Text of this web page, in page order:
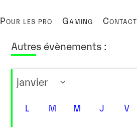
Pour les pro Gaming Contact
Autres évènements :
L M M J V